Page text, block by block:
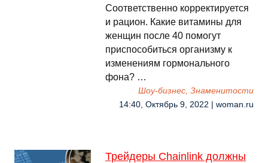
Соответственно корректируется
и рацион. Какие витамины для
женщин после 40 помогут
приспособиться организму к
изменениям гормонального
фона? …
Шоу-бизнес, Знаменитости
14:40, Октябрь 9, 2022 | woman.ru
Трейдеры Chainlink должны